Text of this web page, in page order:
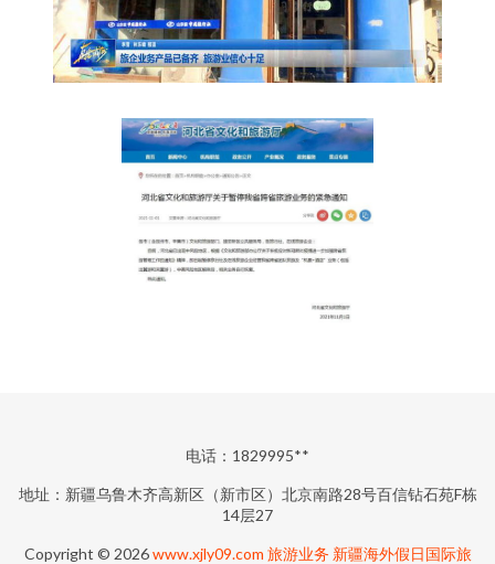
电话：1829995**
地址：新疆乌鲁木齐高新区（新市区）北京南路28号百信钻石苑F栋
14层27
Copyright © 2026www.xjly09.com 旅游业务 新疆海外假日国际旅